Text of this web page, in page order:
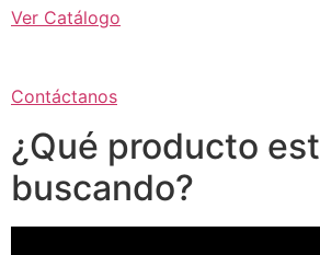
Ver Catálogo
Contáctanos
¿Qué producto
buscando?